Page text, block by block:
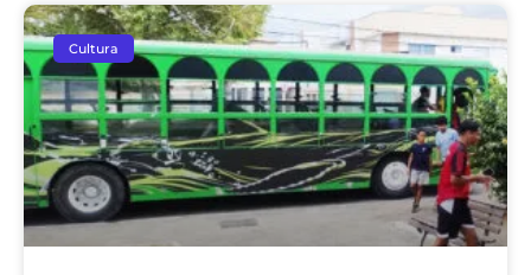
Cultura